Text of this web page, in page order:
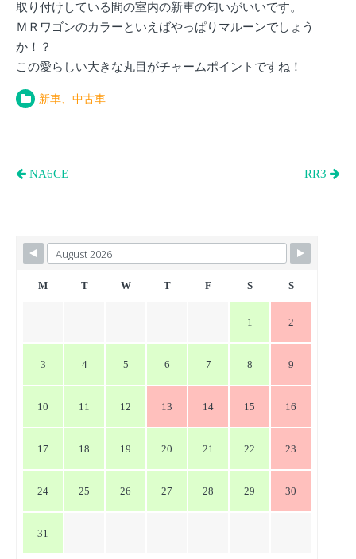
取り付けしている間の室内の新車の匂いがいいです。
ＭＲワゴンのカラーといえばやっぱりマルーンでしょう
か！？
この愛らしい大きな丸目がチャームポイントですね！
新車、中古車
投
ビ
ゲ
NA6CE RR3
M T W T F S S
1 2
3 4 5 6 7 8 9
10 11 12 13 14 15 16
17 18 19 20 21 22 23
24 25 26 27 28 29 30
31